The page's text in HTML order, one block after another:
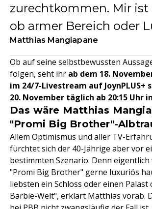
zurechtkommen. Mir ist
ob armer Bereich oder
Matthias Mangiapane
Ob auf seine selbstbewussten
folgen, seht ihr ab dem 18.
im 24/7-Livestream auf JoynPLUS+
20. November täglich ab 20:15 Uhr
Das wäre Matthias
"Promi Big Brother"-
Allem Optimismus und aller TV-
fürchtet sich der 40-Jährige aber vor
bestimmten Szenario. Denn
"Promi Big Brother" gerne luxuriös
liebsten ein Schloss oder einen Palast
Barbie-Welt", erklärt Matthias vorab.